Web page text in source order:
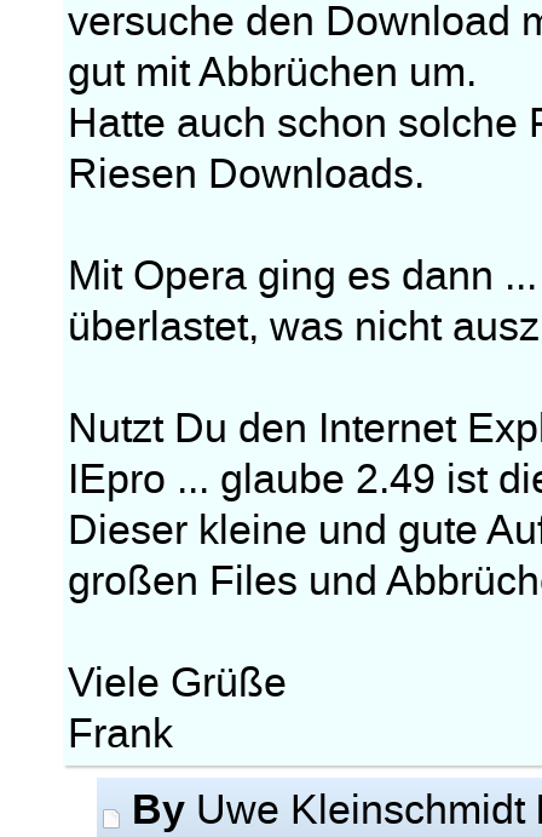
versuche den Download
gut mit Abbrüchen um.
Hatte auch schon solche
Riesen Downloads.
Mit Opera ging es dann
überlastet, was nicht
Nutzt Du den Internet
IEpro ... glaube 2.49 ist
Dieser kleine und gute
großen Files und
Viele Grüße
Frank
By Uwe Kleinschmidt